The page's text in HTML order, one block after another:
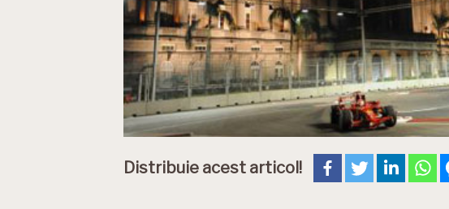
Distribuie acest articol!